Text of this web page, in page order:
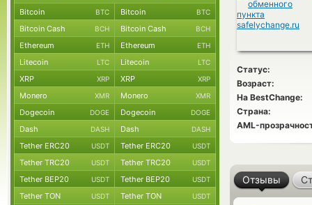
Статус:
Возраст:
На BestChange:
Страна:
AML-
Отзывы
Bitcoin BTC Bitcoin BTC
Bitcoin Cash BCH Bitcoin Cash BCH
Ethereum ETH Ethereum ETH
Litecoin LTC Litecoin LTC
XRP XRP XRP XRP
Monero XMR Monero XMR
Dogecoin DOGE Dogecoin DOGE
Dash DASH Dash DASH
Tether ERC20 USDT Tether ERC20 USDT
Tether TRC20 USDT Tether TRC20 USDT
Tether BEP20 USDT Tether BEP20 USDT
Tether TON USDT Tether TON USDT